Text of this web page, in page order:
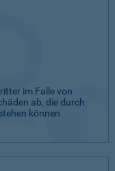
im Falle von
ab, die durch
können